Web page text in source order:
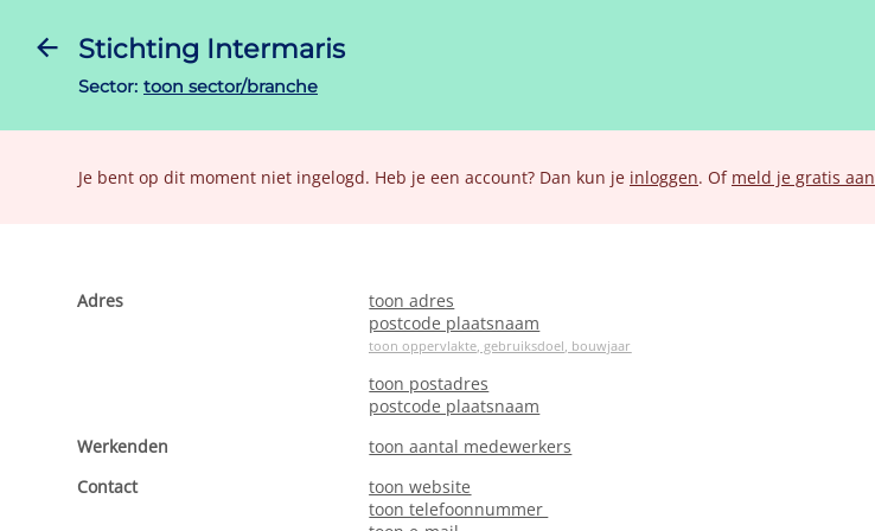
Stichting Intermaris
Sector: toon sector/branche
Je bent op dit moment niet ingelogd. Heb je een account? Dan kun je inloggen. Of meld je gratis aan
Adres
toon adres
postcode plaatsnaam
toon oppervlakte, gebruiksdoel, bouwjaar
toon postadres
postcode plaatsnaam
Werkenden
toon aantal medewerkers
Contact
toon website
toon telefoonnummer